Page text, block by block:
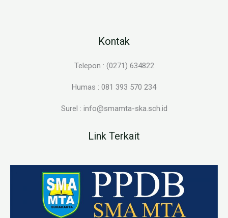
Kontak
Telepon : (0271) 634822
Humas : 081 393 570 234
Surel : info@smamta-ska.sch.id
Link Terkait